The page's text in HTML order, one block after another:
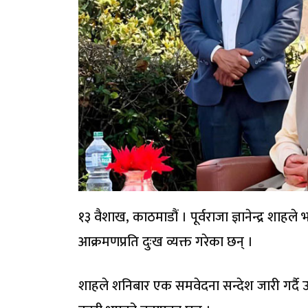
१३ वैशाख, काठमाडौं । पूर्वराजा ज्ञानेन्द्र
आक्रमणप्रति दुःख व्यक्त गरेका छन् ।
शाहले शनिबार एक समवेदना सन्देश जारी गर्दै